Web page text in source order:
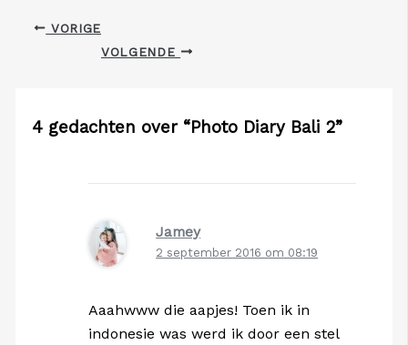
VORIGE
VOLGENDE
4 gedachten over “Photo Diary Bali 2”
Jamey
2 september 2016 om 08:19
Aaahwww die aapjes! Toen ik in
indonesie was werd ik door een stel